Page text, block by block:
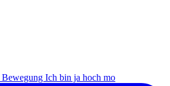
Ich bin ja hoch mo